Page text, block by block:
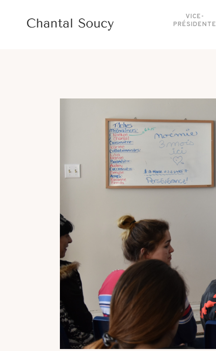
VICE-
PRÉSIDENTE